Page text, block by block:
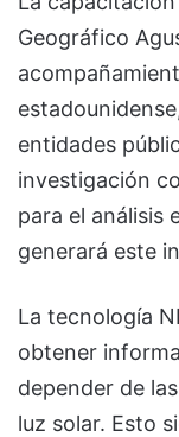
Geográfico
entidades
investigación
para el análisis
generará este
La tecnología
obtener
depender de
luz solar. Esto